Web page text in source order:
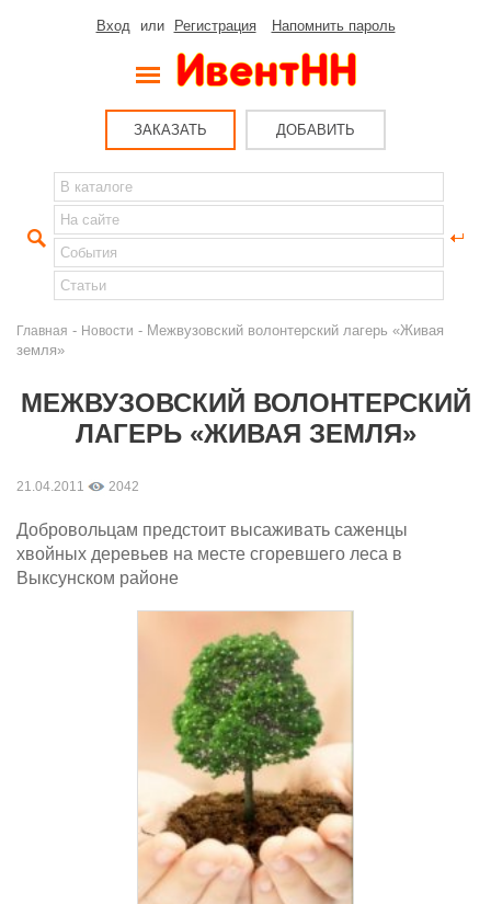
Вход или Регистрация Напомнить пароль
ЗАКАЗАТЬ ДОБАВИТЬ
Главная - Новости - Межвузовский волонтерский лагерь «Живая
земля»
МЕЖВУЗОВСКИЙ ВОЛОНТЕРСКИЙ
ЛАГЕРЬ «ЖИВАЯ ЗЕМЛЯ»
21.04.2011 2042
Добровольцам предстоит высаживать саженцы
хвойных деревьев на месте сгоревшего леса в
Выксунском районе